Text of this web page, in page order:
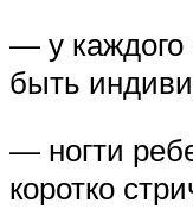
— у каждого
быть
— ногти
коротко